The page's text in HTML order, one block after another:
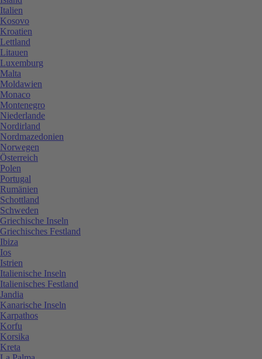
Italien
Kosovo
Kroatien
Lettland
Litauen
Luxemburg
Malta
Moldawien
Monaco
Montenegro
Niederlande
Nordirland
Nordmazedonien
Norwegen
Österreich
Polen
Portugal
Rumänien
Schottland
Schweden
Griechische Inseln
Griechisches Festland
Ibiza
Ios
Istrien
Italienische Inseln
Italienisches Festland
Jandia
Kanarische Inseln
Karpathos
Korfu
Korsika
Kreta